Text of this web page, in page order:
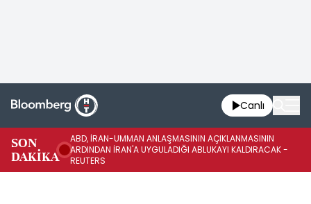
Canlı
SON
DAKİKA
ABD, İRAN-UMMAN ANLAŞMASININ AÇIKLANMASININ
ARDINDAN İRAN'A UYGULADIĞI ABLUKAYI KALDIRACAK -
REUTERS